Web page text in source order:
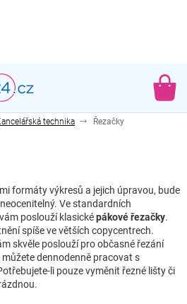
technika Řezačky
formáty výkresů a jejich úpravou, bude
Ve standardních
poslouží klasicképákové řezačky.
spíše ve větších copycentrech.
skvěle poslouží pro občasné řezání
dennodenně pracovat s
li pouze vyměnit řezné lišty či